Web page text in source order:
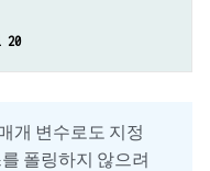
20
개 변수로도 지정
폴링하지 않으려